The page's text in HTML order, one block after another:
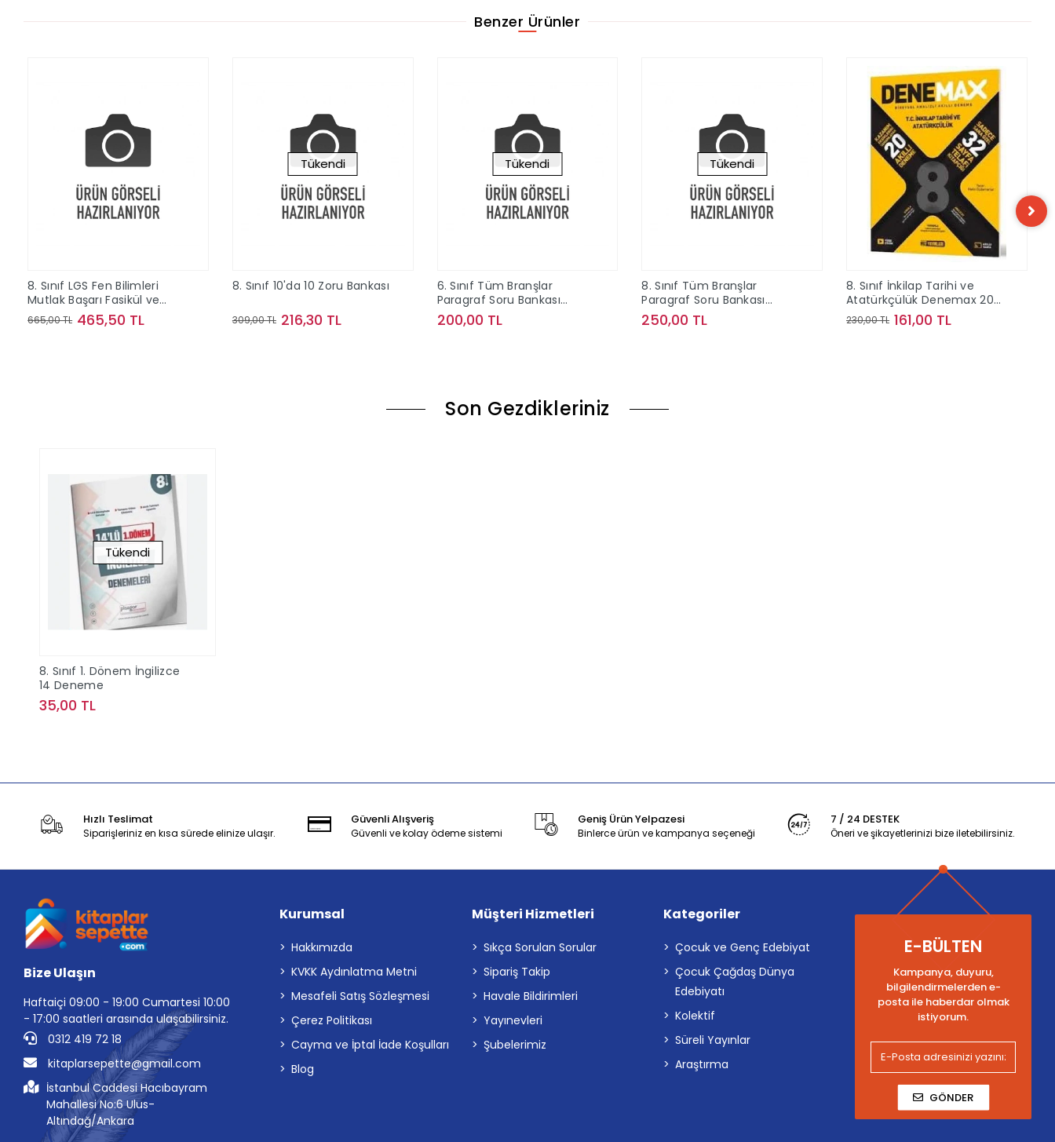
Benzer Ürünler
8. Sınıf LGS Fen Bilimleri
Mutlak Başarı Fasikül ve
Soru Bankası
665,00 TL 465,50 TL
Tükendi
8. Sınıf 10'da 10 Zoru Bankası
309,00 TL 216,30 TL
Tükendi
6. Sınıf Tüm Branşlar
Paragraf Soru Bankası
Editör Yayınları
200,00 TL
Tükendi
8. Sınıf Tüm Branşlar
Paragraf Soru Bankası
Editör Yayınları
250,00 TL
8. Sınıf İnkilap Tarihi ve
Atatürkçülük Denemax 20 li
Akıllı Deneme Hız Yayınları
230,00 TL 161,00 TL
Son Gezdikleriniz
Tükendi
8. Sınıf 1. Dönem İngilizce
14 Deneme
35,00 TL
Hızlı Teslimat
Siparişleriniz en kısa sürede elinize ulaşır.
Güvenli Alışveriş
Güvenli ve kolay ödeme sistemi
Geniş Ürün Yelpazesi
Binlerce ürün ve kampanya seçeneği
7 / 24 DESTEK
Öneri ve şikayetlerinizi bize iletebilirsiniz.
Bize Ulaşın
Haftaiçi 09:00 - 19:00 Cumartesi 10:00
- 17:00 saatleri arasında ulaşabilirsiniz.
0312 419 72 18
kitaplarsepette@gmail.com
İstanbul Caddesi Hacıbayram
Mahallesi No:6 Ulus-
Altındağ/Ankara
Kurumsal
Hakkımızda
KVKK Aydınlatma Metni
Mesafeli Satış Sözleşmesi
Çerez Politikası
Cayma ve İptal İade Koşulları
Blog
Müşteri Hizmetleri
Sıkça Sorulan Sorular
Sipariş Takip
Havale Bildirimleri
Yayınevleri
Şubelerimiz
Kategoriler
Çocuk ve Genç Edebiyat
Çocuk Çağdaş Dünya
Edebiyatı
Kolektif
Süreli Yayınlar
Araştırma
E-BÜLTEN
Kampanya, duyuru,
bilgilendirmelerden e-
posta ile haberdar olmak
istiyorum.
GÖNDER